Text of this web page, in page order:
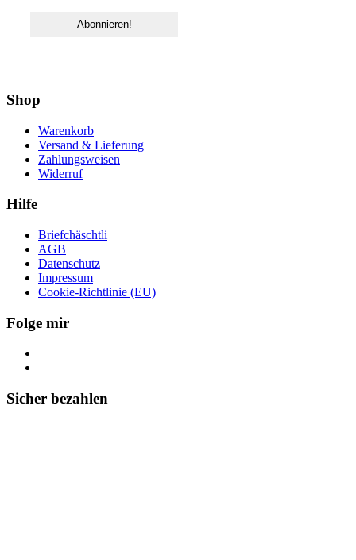
Shop
Warenkorb
Versand & Lieferung
Zahlungsweisen
Widerruf
Hilfe
Briefchäschtli
AGB
Datenschutz
Impressum
Cookie-Richtlinie (EU)
Folge mir
Sicher bezahlen